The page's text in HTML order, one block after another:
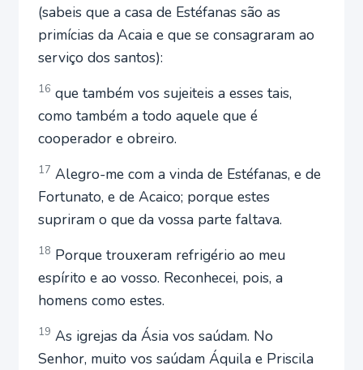
(sabeis que a casa de Estéfanas são as
primícias da Acaia e que se consagraram ao
serviço dos santos):
16 que também vos sujeiteis a esses tais,
como também a todo aquele que é
cooperador e obreiro.
17 Alegro-me com a vinda de Estéfanas, e de
Fortunato, e de Acaico; porque estes
supriram o que da vossa parte faltava.
18 Porque trouxeram refrigério ao meu
espírito e ao vosso. Reconhecei, pois, a
homens como estes.
19 As igrejas da Ásia vos saúdam. No
Senhor, muito vos saúdam Áquila e Priscila